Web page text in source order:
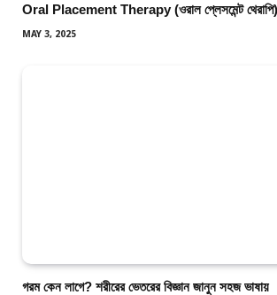
Oral Placement Therapy (ওরাল প্লেসমেন্ট
MAY 3, 2025
গরম কেন লাগে? শরীরের ভেতরের বিজ্ঞান জানুন সহজ ভাষায়